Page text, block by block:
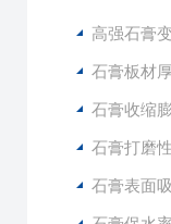
高强石膏
石膏板材
石膏收缩
石膏打磨
石膏表面